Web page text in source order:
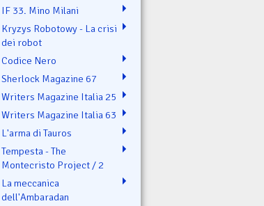
IF 33. Mino Milani
Kryzys Robotowy - La crisi
dei robot
Codice Nero
Sherlock Magazine 67
Writers Magazine Italia 25
Writers Magazine Italia 63
L'arma di Tauros
Tempesta - The
Montecristo Project / 2
La meccanica
dell'Ambaradan